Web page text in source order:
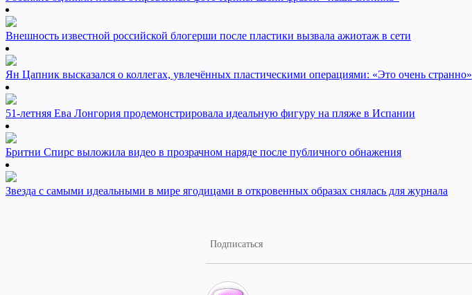
Внешность известной российской блогерши после пластики вызвала ажиотаж в сети
Ян Цапник высказался о коллегах, увлечённых пластическими операциями: «Это очень странно»
51-летняя Ева Лонгория продемонстрировала идеальную фигуру на пляже в Испании
Бритни Спирс выложила видео в прозрачном наряде после публичного обнажения
Звезда с самыми идеальными в мире ягодицами в откровенных образах снялась для журнала
Подписаться